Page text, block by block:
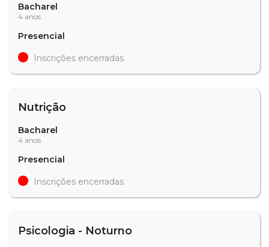
Bacharel
4 anos
Presencial
Inscrições encerradas
Nutrição
Bacharel
4 anos
Presencial
Inscrições encerradas
Psicologia - Noturno